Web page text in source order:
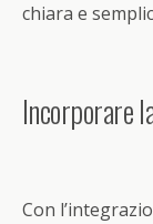
chiara e
Incorporare
Con